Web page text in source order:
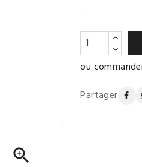

ou
Partager